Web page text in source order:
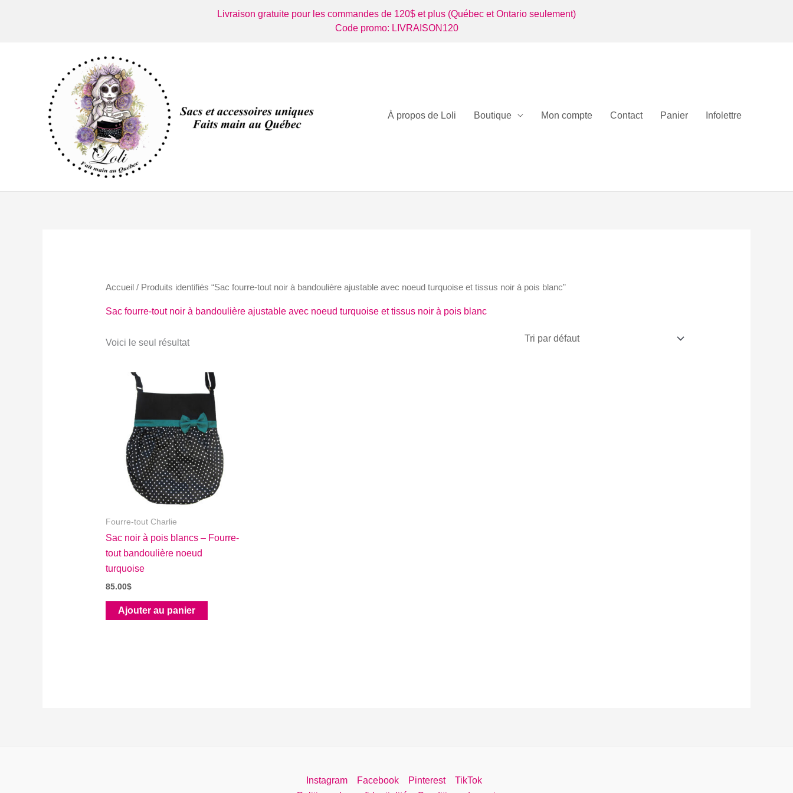
Livraison gratuite pour les commandes de 120$ et plus (Québec et Ontario seulement)
Code promo: LIVRAISON120
À propos de Loli Boutique Mon compte Contact Panier Infolettre
Accueil / Produits identifiés “Sac fourre-tout noir à bandoulière ajustable avec noeud turquoise et tissus noir à pois blanc”
Sac fourre-tout noir à bandoulière ajustable avec noeud turquoise et tissus noir à pois blanc
Voici le seul résultat
Fourre-tout Charlie
Sac noir à pois blancs – Fourre-
tout bandoulière noeud
turquoise
85.00$
Ajouter au panier
Instagram Facebook Pinterest
TikTok